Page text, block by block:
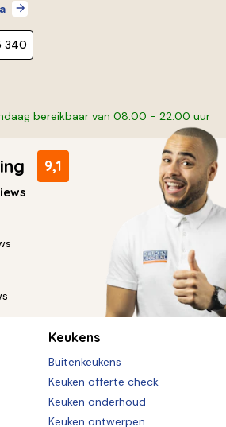
340
bereikbaar van 08:00 - 22:00 uur
9,1
Keukens
Buitenkeukens
Keuken offerte check
Keuken onderhoud
Keuken ontwerpen